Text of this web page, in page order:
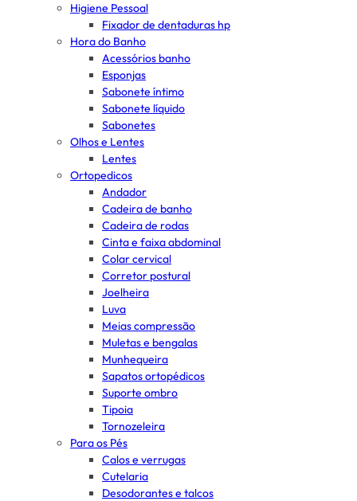
Higiene Pessoal
Fixador de dentaduras hp
Hora do Banho
Acessórios banho
Esponjas
Sabonete íntimo
Sabonete líquido
Sabonetes
Olhos e Lentes
Lentes
Ortopedicos
Andador
Cadeira de banho
Cadeira de rodas
Cinta e faixa abdominal
Colar cervical
Corretor postural
Joelheira
Luva
Meias compressão
Muletas e bengalas
Munhequeira
Sapatos ortopédicos
Suporte ombro
Tipoia
Tornozeleira
Para os Pés
Calos e verrugas
Cutelaria
Desodorantes e talcos